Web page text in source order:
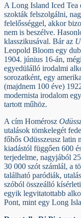
A Long Island Iced Tea
szokták felszolgálni,
felelősséggel, akkor
nem is beszélve.
klasszikusával. Bár az
Leopold Bloom egy
1904. június 16-án,
egyedülálló irodalmi
sorozatként, egy
(majdnem 100 éve)
modernista irodalom
tartott műhöz.
A cím Homérosz
utalások tömkelegét
főhős Odüsszeusz latin
kiadástól függően 600
terjedelme, nagyjából
30 000 szót számlál, a
található paródiák,
szóból összeálló
egyik legvitatottabb
Pont, mint egy Long